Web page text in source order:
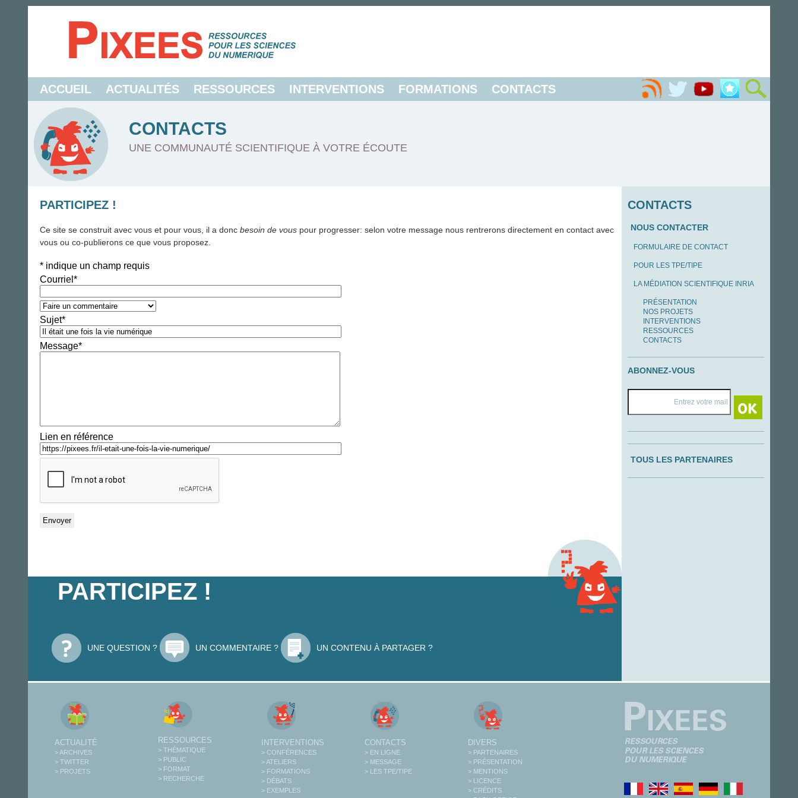
ACCUEIL ACTUALITÉS RESSOURCES INTERVENTIONS FORMATIONS CONTACTS
CONTACTS
UNE COMMUNAUTÉ SCIENTIFIQUE À VOTRE ÉCOUTE
PARTICIPEZ !
Ce site se construit avec vous et pour vous, il a donc besoin de vous pour progresser: selon votre message nous rentrerons directement en contact avec
vous ou co-publierons ce que vous proposez.
* indique un champ requis
Courriel *
Sujet*
Message*
Lien en référence
PARTICIPEZ !
UNE QUESTION ? UN COMMENTAIRE ? UN CONTENU À PARTAGER ?
CONTACTS
NOUS CONTACTER
FORMULAIRE DE CONTACT
POUR LES TPE/TIPE
LA MÉDIATION SCIENTIFIQUE INRIA
PRÉSENTATION
NOS PROJETS
INTERVENTIONS
RESSOURCES
CONTACTS
ABONNEZ-VOUS
TOUS LES PARTENAIRES
ACTUALITÉ
> ARCHIVES
> TWITTER
> PROJETS
RESSOURCES
> THÉMATIQUE
> PUBLIC
> FORMAT
> RECHERCHE
INTERVENTIONS
> CONFÉRENCES
> ATELIERS
> FORMATIONS
> DÉBATS
> EXEMPLES
CONTACTS
> EN LIGNE
> MESSAGE
> LES TPE/TIPE
DIVERS
> PARTENAIRES
> PRÉSENTATION
> MENTIONS
> LICENCE
> CRÉDITS